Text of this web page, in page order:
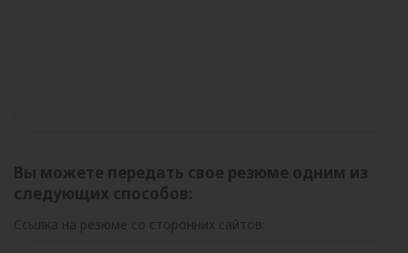
Вы можете передать свое резюме одним из
следующих способов:
Ссылка на резюме со сторонних сайтов: